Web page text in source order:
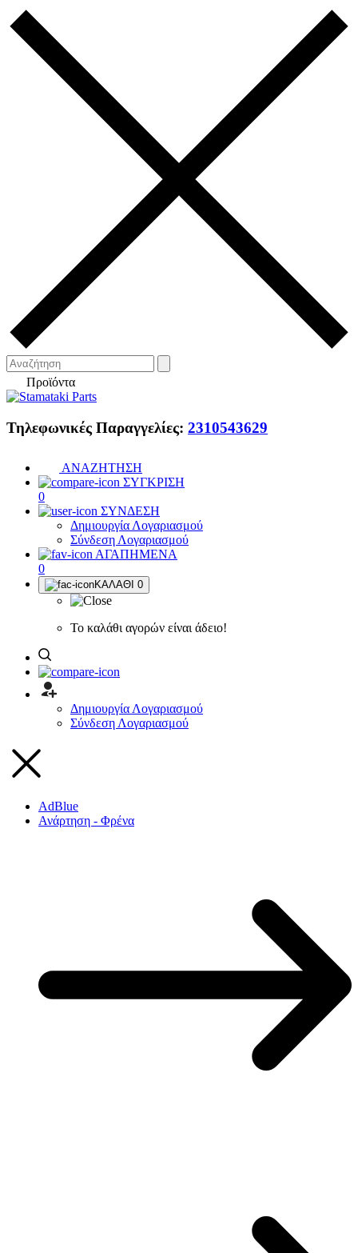
Προϊόντα
Τηλεφωνικές Παραγγελίες: 2310543629
ΑΝΑΖΗΤΗΣΗ
ΣΥΓΚΡΙΣΗ
0
ΣΥΝΔΕΣΗ
Δημιουργία Λογαριασμού
Σύνδεση Λογαριασμού
ΑΓΑΠΗΜΕΝΑ
0
ΚΑΛΑΘΙ 0
Το καλάθι αγορών είναι άδειο!
Δημιουργία Λογαριασμού
Σύνδεση Λογαριασμού
AdBlue
Ανάρτηση - Φρένα